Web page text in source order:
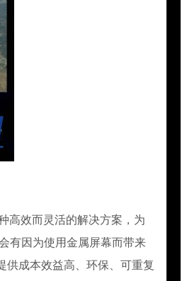
效而灵活的解决方案，为
有因为使用金属屏幕而带来
供成本效益高、环保、可重复